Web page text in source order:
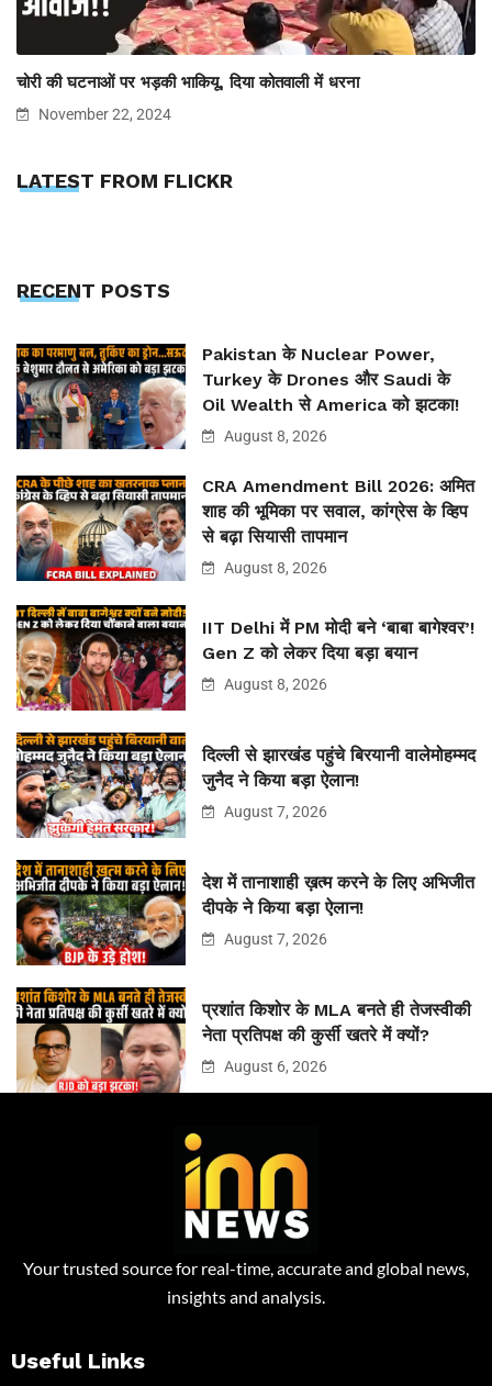
चोरी की घटनाओं पर भड़की भाकियू, दिया कोतवाली में धरना
November 22, 2024
LATEST FROM FLICKR
RECENT POSTS
Pakistan के Nuclear Power,
Turkey के Drones और Saudi के
Oil Wealth से America को झटका!
August 8, 2026
CRA Amendment Bill 2026: अमित
शाह की भूमिका पर सवाल, कांग्रेस के व्हिप
से बढ़ा सियासी तापमान
August 8, 2026
IIT Delhi में PM मोदी बने ‘बाबा बागेश्वर’!
Gen Z को लेकर दिया बड़ा बयान
August 8, 2026
दिल्ली से झारखंड पहुंचे बिरयानी वालेमोहम्मद
जुनैद ने किया बड़ा ऐलान!
August 7, 2026
देश में तानाशाही ख़त्म करने के लिए अभिजीत
दीपके ने किया बड़ा ऐलान!
August 7, 2026
प्रशांत किशोर के MLA बनते ही तेजस्वीकी
नेता प्रतिपक्ष की कुर्सी खतरे में क्यों?
August 6, 2026
Your trusted source for real-time, accurate and global news,
insights and analysis.
Useful Links